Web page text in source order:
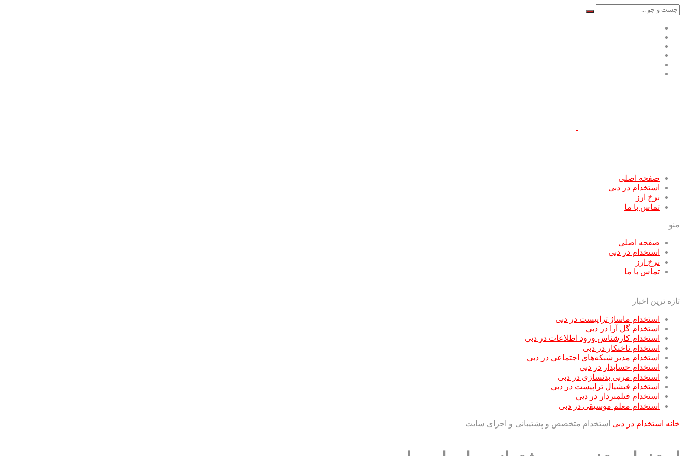
صفحه اصلی
استخدام در دبی
نرخ ارز
تماس با ما
منو
صفحه اصلی
استخدام در دبی
نرخ ارز
تماس با ما
تازه ترین اخبار
استخدام ماساژ تراپیست در دبی
استخدام گل آرا در دبی
استخدام کارشناس ورود اطلاعات در دبی
استخدام ناخنکار در دبی
استخدام مدیر شبکه‌های اجتماعی در دبی
استخدام حسابدار در دبی
استخدام مربی بدنسازی در دبی
استخدام فیشیال تراپیست در دبی
استخدام فیلمبردار در دبی
استخدام معلم موسیقی در دبی
خانه استخدام در دبی استخدام متخصص و پشتیبانی و اجرای سایت